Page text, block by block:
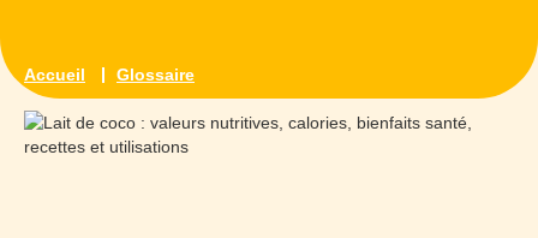
Accueil Glossaire